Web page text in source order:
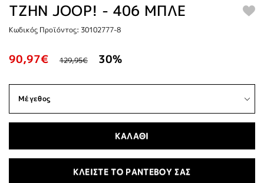
TZHN JOOP! - 406 ΜΠΛΕ
Κωδικός Προϊόντος: 30102777-8
90,97€ 129,95€ 30%
ΚΑΛΑΘΙ
ΚΛΕΙΣΤΕ ΤΟ ΡΑΝΤΕΒΟΥ ΣΑΣ